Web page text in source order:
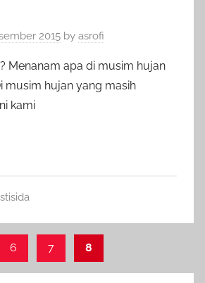
2015 by asrofi
Menanam apa di musim hujan
musim hujan yang masih
kami
6 7 8